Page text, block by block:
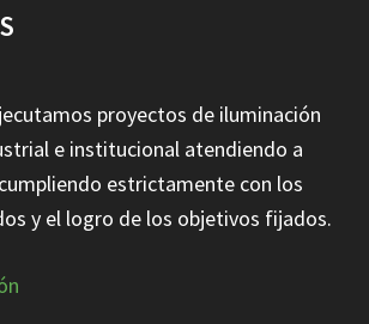
proyectos de iluminación
e institucional atendiendo a
estrictamente con los
y el logro de los objetivos fijados.